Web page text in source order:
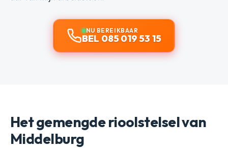
NU BEREIKBAAR
BEL 085 019 53 15
Het gemengde rioolstelsel van
Middelburg